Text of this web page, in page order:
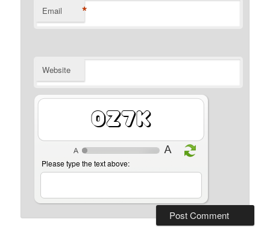
Email *
Website
gf4e
Please type the text above: